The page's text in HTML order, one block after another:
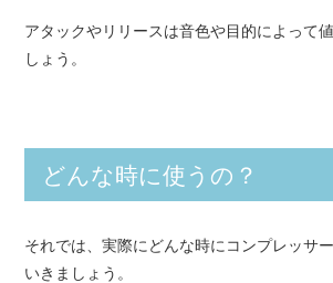
アタックやリリースは音色や目的によって
しょう。
どんな時に使うの？
それでは、実際にどんな時にコンプレッサ
いきましょう。